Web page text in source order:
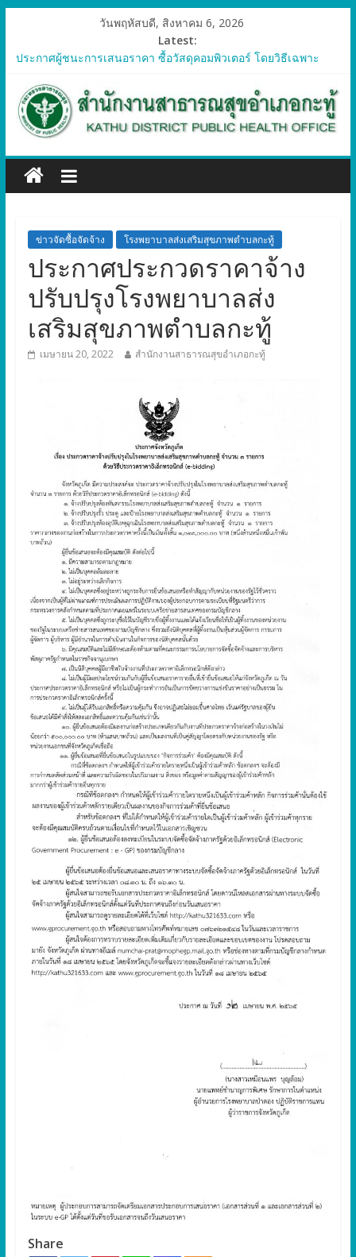
วันพฤหัสบดี, สิงหาคม 6, 2026
Latest:
ประกาศผู้ชนะการเสนอราคา ซื้อวัสดุคอมพิวเตอร์ โดยวิธีเฉพาะ
ประกาศผู้ชนะการเสนอราคา จัดซื้อวัสดุทางการแพทย์สำหรับ
โครงการป้องกันควบคุมโรคติดต่อและภัยสุขภาพในแรงงานต่างด้าว
อำเภอกะทู้ ปี 2569
เจาะจง
ประกาศผู้ชนะการเสนอรา ซื้อวัสดุงานบ้านงานครัว โดยวิธีเฉพาะ
เจาะจง
เจาะจงข่าวจัดซื้อจัดจ้าง โรงพยาบาลส่งเสริมสุขภาพตำบลกะทู้
ประกาศประกวดราคาจ้าง
ปรับปรุงโรงพยาบาลส่ง
เสริมสุขภาพตำบลกะทู้
เมษายน 20, 2022 สำนักงานสาธารณสุขอำเภอกะทู้
Share